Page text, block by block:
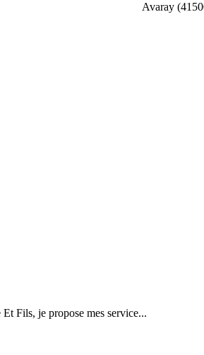
Avaray
Fils, je propose mes service...